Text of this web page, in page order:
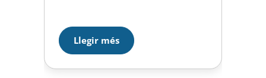
l’augment en les reserves d’aigua
a les conques i, per tant, hi ha
una novetat. A partir d’ara, les
persones federades ja podran
Llegir més